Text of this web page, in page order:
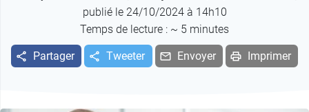
publié le 24/10/2024 à 14h10
Temps de lecture : ~ 5 minutes
Partager Tweeter Envoyer Imprimer